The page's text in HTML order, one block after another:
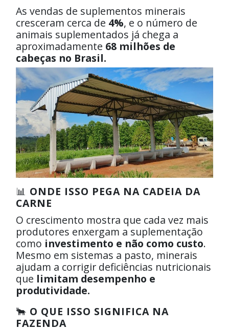
As vendas de suplementos minerais
cresceram cerca de 4%, e o número de
animais suplementados já chega a
aproximadamente 68 milhões de
cabeças no Brasil.
📊 ONDE ISSO PEGA NA CADEIA DA
CARNE
O crescimento mostra que cada vez mais
produtores enxergam a suplementação
como investimento e não como custo.
Mesmo em sistemas a pasto, minerais
ajudam a corrigir deficiências nutricionais
que limitam desempenho e
produtividade.
🐂 O QUE ISSO SIGNIFICA NA
FAZENDA